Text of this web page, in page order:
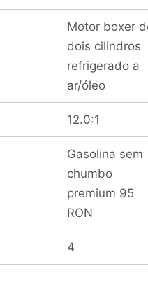
Motor boxer
dois cilindros
refrigerado a
ar/óleo
12.0:1
Gasolina sem
chumbo
premium 95
RON
4